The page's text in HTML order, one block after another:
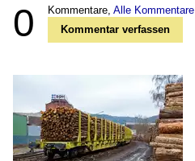
0 Kommentare, Alle Kommentare
Kommentar verfassen